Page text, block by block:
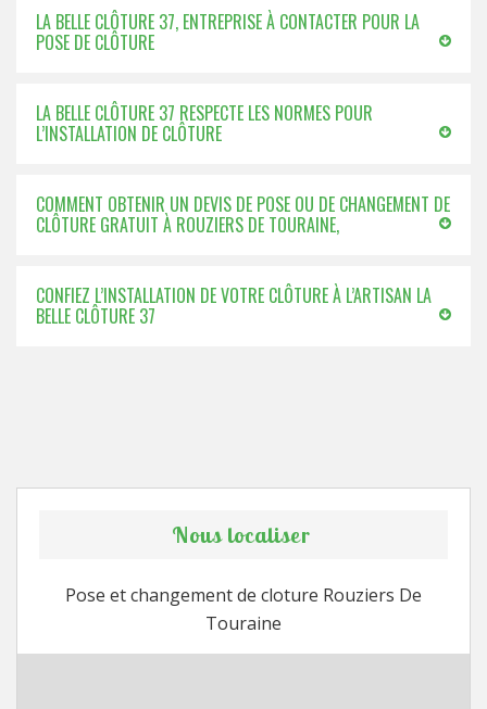
LA BELLE CLÔTURE 37, ENTREPRISE À CONTACTER POUR LA
POSE DE CLÔTURE
LA BELLE CLÔTURE 37 RESPECTE LES NORMES POUR
L’INSTALLATION DE CLÔTURE
COMMENT OBTENIR UN DEVIS DE POSE OU DE CHANGEMENT DE
CLÔTURE GRATUIT À ROUZIERS DE TOURAINE,
CONFIEZ L’INSTALLATION DE VOTRE CLÔTURE À L’ARTISAN LA
BELLE CLÔTURE 37
Nous localiser
Pose et changement de cloture Rouziers De
Touraine